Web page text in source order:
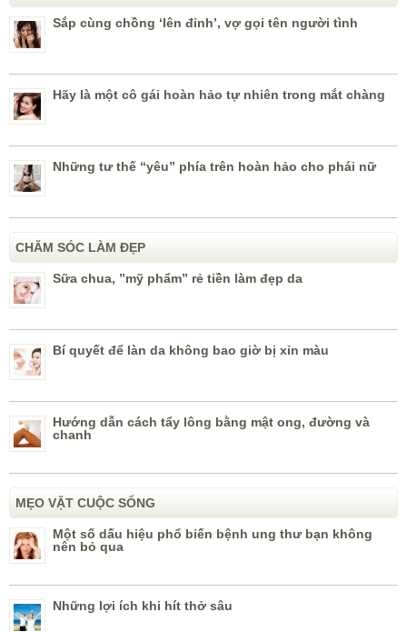
Sắp cùng chồng ‘lên đỉnh’, vợ gọi tên người tình
Hãy là một cô gái hoàn hảo tự nhiên trong mắt chàng
Những tư thế “yêu” phía trên hoàn hảo cho phái nữ
CHĂM SÓC LÀM ĐẸP
Sữa chua, ”mỹ phẩm” rẻ tiền làm đẹp da
Bí quyết để làn da không bao giờ bị xỉn màu
Hướng dẫn cách tẩy lông bằng mật ong, đường và
chanh
MẸO VẶT CUỘC SỐNG
Một số dấu hiệu phổ biến bệnh ung thư bạn không
nên bỏ qua
Những lợi ích khi hít thở sâu